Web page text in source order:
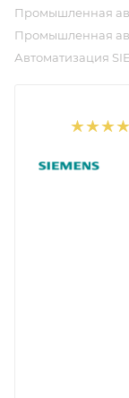
Промышленная
Промышленная
Автоматизация